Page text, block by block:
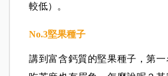
較低）。
No.3堅果種子
講到富含鈣質的堅果種子，第